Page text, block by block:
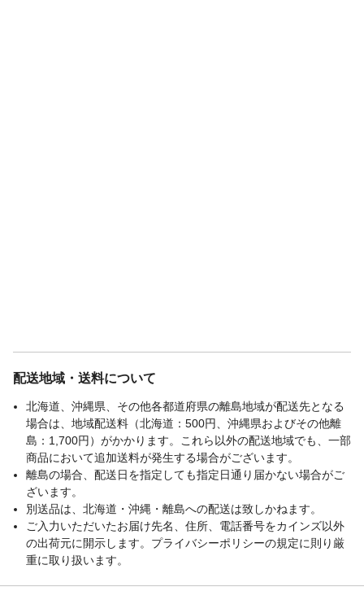
配送地域・送料について
北海道、沖縄県、その他各都道府県の離島地域が配送先となる
場合は、地域配送料（北海道：500円、沖縄県およびその他離
島：1,700円）がかかります。これら以外の配送地域でも、一部
商品において追加送料が発生する場合がございます。
離島の場合、配送日を指定しても指定日通り届かない場合がご
ざいます。
別送品は、北海道・沖縄・離島への配送は致しかねます。
ご入力いただいたお届け先名、住所、電話番号をカインズ以外
の出荷元に開示します。プライバシーポリシーの規定に則り厳
重に取り扱います。